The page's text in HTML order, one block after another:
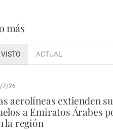
más
VISTO ACTUAL
7/26
aerolíneas extienden
a Emiratos Árabes
la región